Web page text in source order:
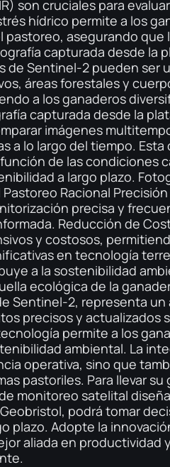
son cruciales para
hídrico permite a los
pastoreo, asegurando
capturada desde la
de Sentinel-2 pueden ser
áreas forestales y
a los ganaderos
capturada desde la
imágenes
a lo largo del tiempo.
de las condiciones
a largo plazo.
Racional
precisa y
Reducción de
y costosos,
en tecnología
a la sostenibilidad
ecológica de la
Sentinel-2, representa
precisos y actualizados
permite a los
ambiental. La
operativa, sino que
pastoriles. Para llevar
monitoreo satelital
podrá tomar
plazo. Adopte la
aliada en